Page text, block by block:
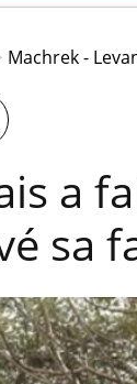
Machrek -
a
sa